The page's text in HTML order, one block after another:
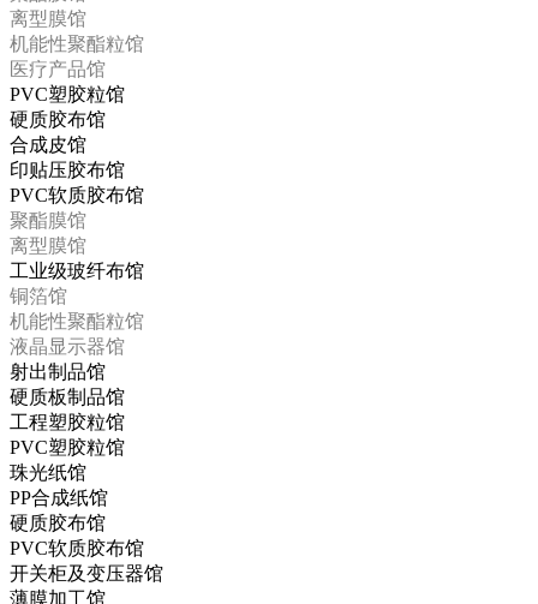
离型膜馆
机能性聚酯粒馆
医疗产品馆
PVC塑胶粒馆
硬质胶布馆
合成皮馆
印贴压胶布馆
PVC软质胶布馆
聚酯膜馆
离型膜馆
工业级玻纤布馆
铜箔馆
机能性聚酯粒馆
液晶显示器馆
射出制品馆
硬质板制品馆
工程塑胶粒馆
PVC塑胶粒馆
珠光纸馆
PP合成纸馆
硬质胶布馆
PVC软质胶布馆
开关柜及变压器馆
薄膜加工馆